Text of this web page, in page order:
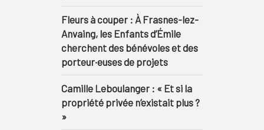
Fleurs à couper : À Frasnes-lez-
Anvaing, les Enfants d’Émile
cherchent des bénévoles et des
porteur·euses de projets
Camille Leboulanger : « Et si la
propriété privée n’existait plus ?
»